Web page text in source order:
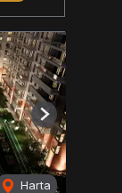
Harta
Next